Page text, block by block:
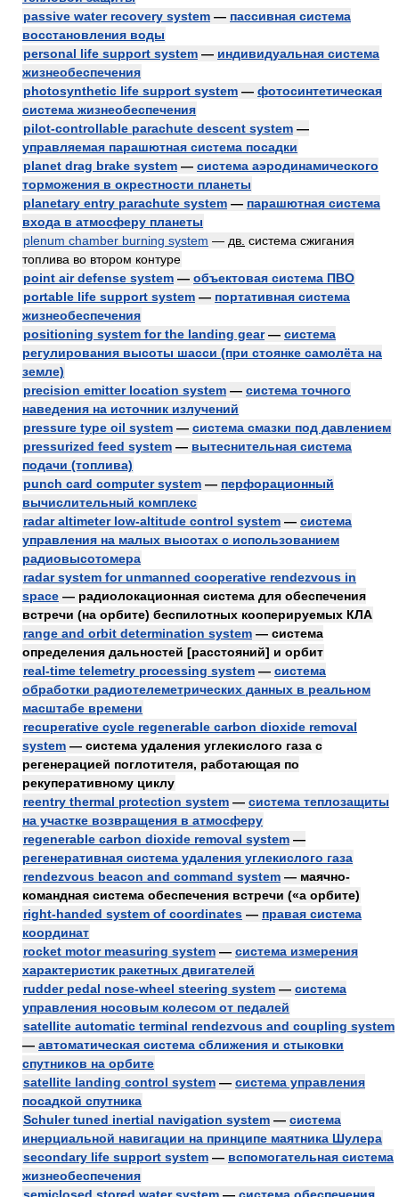
passive water recovery system — пассивная система
восстановления воды
personal life support system — индивидуальная система
жизнеобеспечения
photosynthetic life support system — фотосинтетическая
система жизнеобеспечения
pilot-controllable parachute descent system —
управляемая парашютная система посадки
planet drag brake system — система аэродинамического
торможения в окрестности планеты
planetary entry parachute system — парашютная система
входа в атмосферу планеты
plenum chamber burning system — дв. система сжигания
топлива во втором контуре
point air defense system — объектовая система ПВО
portable life support system — портативная система
жизнеобеспечения
positioning system for the landing gear— система
регулирования высоты шасси (при стоянке самолёта на
земле)
precision emitter location system — система точного
наведения на источник излучений
pressure type oil system — система смазки под давлением
pressurized feed system — вытеснительная система
подачи (топлива)
punch card computer system — перфорационный
вычислительный комплекс
radar altimeter low-altitude control system — система
управления на малых высотах с использованием
радиовысотомера
radar system for unmanned cooperative rendezvous in
space — радиолокационная система для обеспечения
встречи (на орбите) беспилотных кооперируемых КЛА
range and orbit determination system — система
определения дальностей [расстояний] и орбит
real-time telemetry processing system — система
обработки радиотелеметрических данных в реальном
масштабе времени
recuperative cycle regenerable carbon dioxide removal
system — система удаления углекислого газа с
регенерацией поглотителя, работающая по
рекуперативному циклу
reentry thermal protection system — система теплозащиты
на участке возвращения в атмосферу
regenerable carbon dioxide removal system —
регенеративная система удаления углекислого газа
rendezvous beacon and command system — маячно-
командная система обеспечения встречи («а орбите)
right-handed system of coordinates — правая система
координат
rocket motor measuring system — система измерения
характеристик ракетных двигателей
rudder pedal nose-wheel steering system — система
управления носовым колесом от педалей
satellite automatic terminal rendezvous and coupling system
— автоматическая система сближения и стыковки
спутников на орбите
satellite landing control system — система управления
посадкой спутника
Schuler tuned inertial navigation system — система
инерциальной навигации на принципе маятника Шулера
secondary life support system — вспомогательная система
жизнеобеспечения